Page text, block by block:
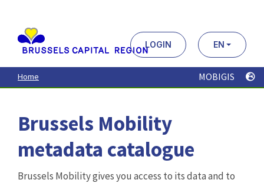
contenu
principal
LOGIN EN
Home MOBIGIS
Brussels Mobility
metadata catalogue
Brussels Mobility gives you access to its data and to